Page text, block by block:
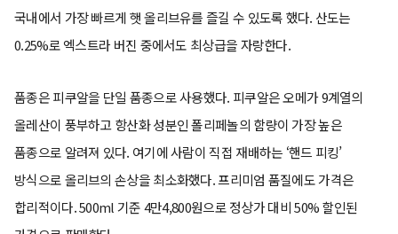
국내에서 가장 빠르게 햇 올리브유를 즐길 수 있도록 했다. 산도는
0.25%로 엑스트라 버진 중에서도 최상급을 자랑한다.
품종은 피쿠알을 단일 품종으로 사용했다. 피쿠알은 오메가 9계열의
올레산이 풍부하고 항산화 성분인 폴리페놀의 함량이 가장 높은
품종으로 알려져 있다. 여기에 사람이 직접 재배하는 ‘핸드 피킹’
방식으로 올리브의 손상을 최소화했다. 프리미엄 품질에도 가격은
합리적이다. 500ml 기준 4만4,800원으로 정상가 대비 50% 할인된